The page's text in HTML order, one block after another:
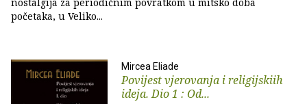
početaka, u Veliko...
Mircea Eliade
Povijest vjerovanja i religijskiih
ideja. Dio 1 : Od...